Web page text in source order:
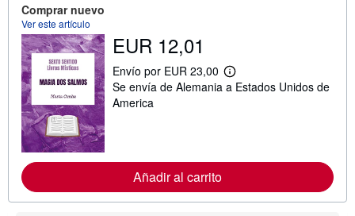
Comprar nuevo
Ver este artículo
EUR 12,01
Envío por EUR 23,00
M
á
r
c
Se envía de Alemania a Estados Unidos de
America
Añadir al carrito